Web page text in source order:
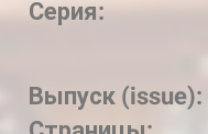
Серия:
Выпуск (issue):